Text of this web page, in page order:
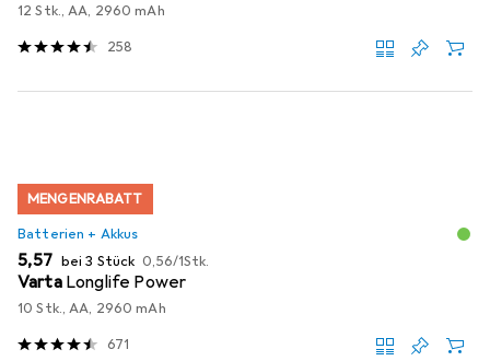
12 Stk., AA, 2960 mAh
258
MENGENRABATT
Batterien + Akkus
EUR
5,57 bei 3 Stück EUR
0,56/1Stk.
Varta Longlife Power
10 Stk., AA, 2960 mAh
671